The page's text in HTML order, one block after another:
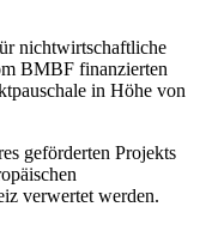
nichtwirtschaftliche
BMBF finanzierten
in Höhe von
geförderten Projekts
verwertet werden.